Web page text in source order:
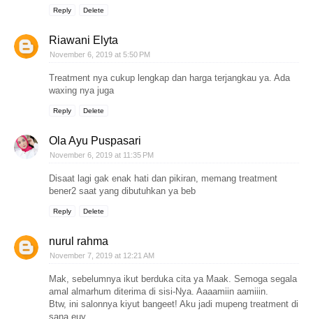
Reply Delete
Riawani Elyta
November 6, 2019 at 5:50 PM
Treatment nya cukup lengkap dan harga terjangkau ya. Ada
waxing nya juga
Reply Delete
Ola Ayu Puspasari
November 6, 2019 at 11:35 PM
Disaat lagi gak enak hati dan pikiran, memang treatment
bener2 saat yang dibutuhkan ya beb
Reply Delete
nurul rahma
November 7, 2019 at 12:21 AM
Mak, sebelumnya ikut berduka cita ya Maak. Semoga segala
amal almarhum diterima di sisi-Nya. Aaaamiin aamiiin.
Btw, ini salonnya kiyut bangeet! Aku jadi mupeng treatment di
sana euy